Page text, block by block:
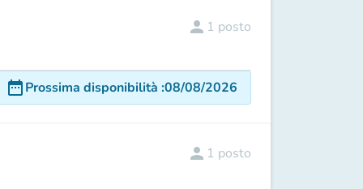
person 1 posto
date_rangeProssima disponibilità :08/08/2026
person 1 posto